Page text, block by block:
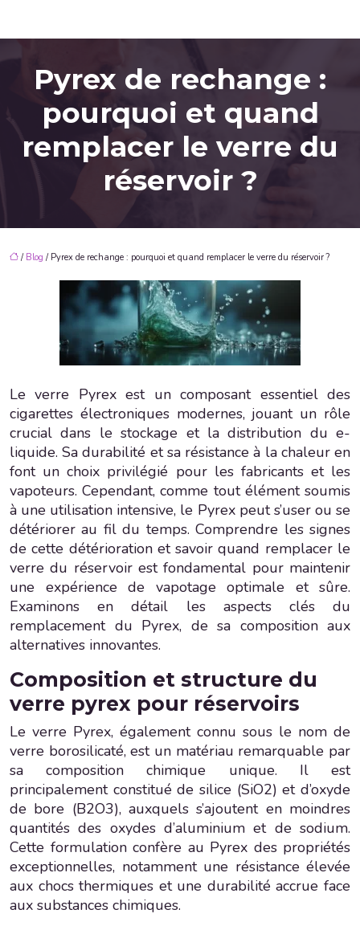
Pyrex de rechange :
pourquoi et quand
remplacer le verre du
réservoir ?
/ Blog / Pyrex de rechange : pourquoi et quand remplacer le verre du réservoir ?
Le verre Pyrex est un composant essentiel des
cigarettes électroniques modernes, jouant un rôle
crucial dans le stockage et la distribution du e-
liquide. Sa durabilité et sa résistance à la chaleur en
font un choix privilégié pour les fabricants et les
vapoteurs. Cependant, comme tout élément soumis
à une utilisation intensive, le Pyrex peut s’user ou se
détériorer au fil du temps. Comprendre les signes
de cette détérioration et savoir quand remplacer le
verre du réservoir est fondamental pour maintenir
une expérience de vapotage optimale et sûre.
Examinons en détail les aspects clés du
remplacement du Pyrex, de sa composition aux
alternatives innovantes.
Composition et structure du
verre pyrex pour réservoirs
Le verre Pyrex, également connu sous le nom de
verre borosilicaté, est un matériau remarquable par
sa composition chimique unique. Il est
principalement constitué de silice (SiO2) et d’oxyde
de bore (B2O3), auxquels s’ajoutent en moindres
quantités des oxydes d’aluminium et de sodium.
Cette formulation confère au Pyrex des propriétés
exceptionnelles, notamment une résistance élevée
aux chocs thermiques et une durabilité accrue face
aux substances chimiques.